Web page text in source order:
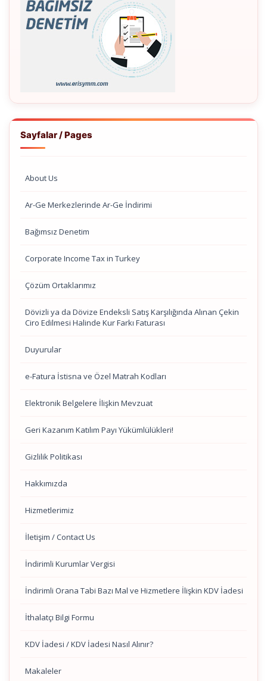
Sayfalar / Pages
About Us
Ar-Ge Merkezlerinde Ar-Ge İndirimi
Bağımsız Denetim
Corporate Income Tax in Turkey
Çözüm Ortaklarımız
Dövizli ya da Dövize Endeksli Satış Karşılığında Alınan Çekin
Ciro Edilmesi Halinde Kur Farkı Faturası
Duyurular
e-Fatura İstisna ve Özel Matrah Kodları
Elektronik Belgelere İlişkin Mevzuat
Geri Kazanım Katılım Payı Yükümlülükleri!
Gizlilik Politikası
Hakkımızda
Hizmetlerimiz
İletişim / Contact Us
İndirimli Kurumlar Vergisi
İndirimli Orana Tabi Bazı Mal ve Hizmetlere İlişkin KDV İadesi
İthalatçı Bilgi Formu
KDV İadesi / KDV İadesi Nasıl Alınır?
Makaleler